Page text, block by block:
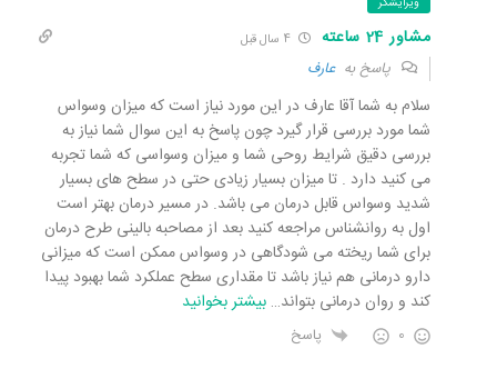
ویرایشگر
مشاور 24 ساعته 4 سال قبل
پاسخ بهعارف
سلام به شما آقا عارف در این مورد نیاز است که میزان وسواس
شما مورد بررسی قرار گیرد چون پاسخ به این سوال شما نیاز به
بررسی دقیق شرایط روحی شما و میزان وسواسی که شما تجربه
می کنید دارد . تا میزان بسیار زیادی حتی در سطح های بسیار
شدید وسواس قابل درمان می باشد. در مسیر درمان بهتر است
اول به روانشناس مراجعه کنید بعد از مصاحبه بالینی طرح درمان
برای شما ریخته می شودگاهی در وسواس ممکن است که میزانی
دارو درمانی هم نیاز باشد تا مقداری سطح عملکرد شما بهبود پیدا
کند و روان درمانی بتواند… بیشتر بخوانید
0 پاسخ